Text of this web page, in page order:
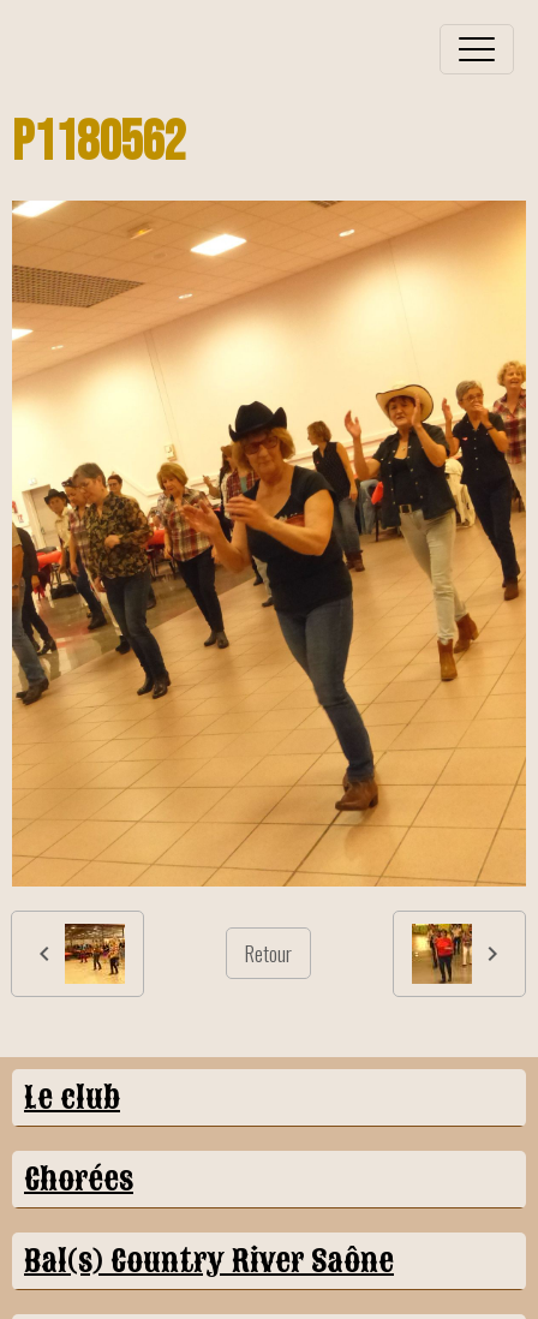
P1180562
Retour
Le club
Chorées
Bal(s) Country River Saône